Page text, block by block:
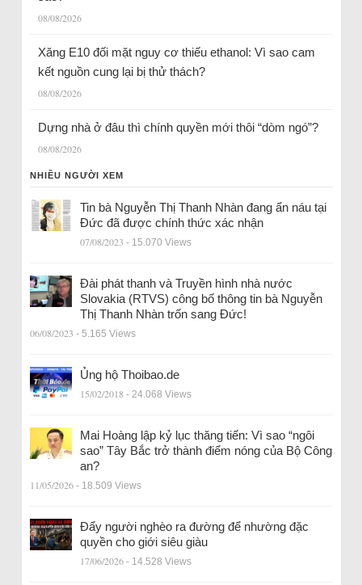
08/08/2026
Xăng E10 đối mặt nguy cơ thiếu ethanol: Vì sao cam
kết nguồn cung lại bị thử thách?
08/08/2026
Dựng nhà ở đâu thì chính quyền mới thôi “dòm ngó”?
08/08/2026
NHIỀU NGƯỜI XEM
Tin bà Nguyễn Thị Thanh Nhàn đang ẩn náu tại
Đức đã được chính thức xác nhận
07/08/2023 - 15.070 Views
Đài phát thanh và Truyền hình nhà nước
Slovakia (RTVS) công bố thông tin bà Nguyễn
Thị Thanh Nhàn trốn sang Đức!
06/08/2023 - 5.165 Views
Ủng hộ Thoibao.de
15/02/2018 - 24.068 Views
Mai Hoàng lập kỷ lục thăng tiến: Vì sao “ngôi
sao” Tây Bắc trở thành điểm nóng của Bộ Công
an?
11/05/2026 - 18.509 Views
Đẩy người nghèo ra đường để nhường đặc
quyền cho giới siêu giàu
17/06/2026 - 14.528 Views